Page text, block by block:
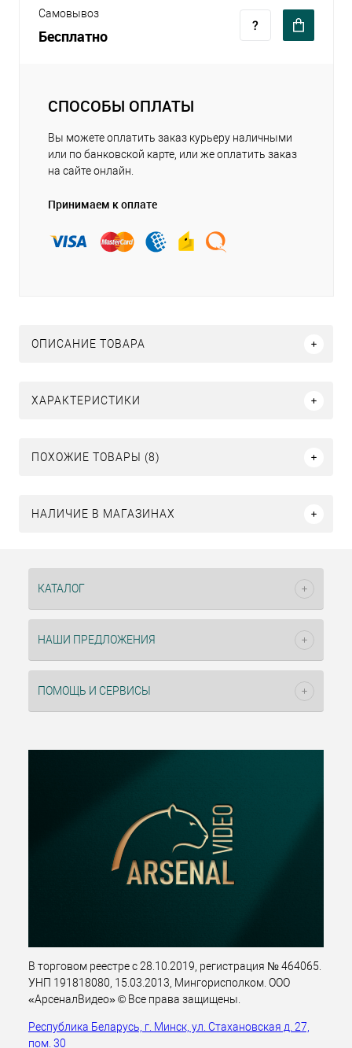
Самовывоз
Бесплатно
СПОСОБЫ ОПЛАТЫ
Вы можете оплатить заказ курьеру наличными
или по банковской карте, или же оплатить заказ
на сайте онлайн.
Принимаем к оплате
ОПИСАНИЕ ТОВАРА
ХАРАКТЕРИСТИКИ
ПОХОЖИЕ ТОВАРЫ (8)
НАЛИЧИЕ В МАГАЗИНАХ
КАТАЛОГ
НАШИ ПРЕДЛОЖЕНИЯ
ПОМОЩЬ И СЕРВИСЫ
В торговом реестре с 28.10.2019, регистрация № 464065.
УНП 191818080, 15.03.2013, Мингорисполком. ООО
«АрсеналВидео» © Все права защищены.
Республика Беларусь, г. Минск, ул. Стахановская д. 27,
пом. 30